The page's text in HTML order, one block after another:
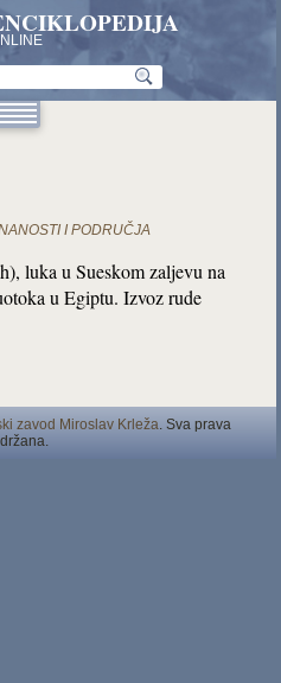
I PODRUČJA
luka u Sueskom zaljevu na
u Egiptu. Izvoz rude
zavod Miroslav Krleža. Sva prava